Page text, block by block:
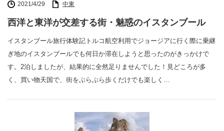
2021/4/29 中東
西洋と東洋が交差する街・魅惑のイスタンブール
イスタンブール旅行体験記トルコ航空利用でジョージアに行く際に乗継
ぎ地のイスタンブールでも何日か滞在しようと思ったのがきっかけで
す。2泊しましたが、結果的に全然足りませんでした！見どころが多
く、買い物天国で、街をぶらぶら歩くだけでも楽しく…